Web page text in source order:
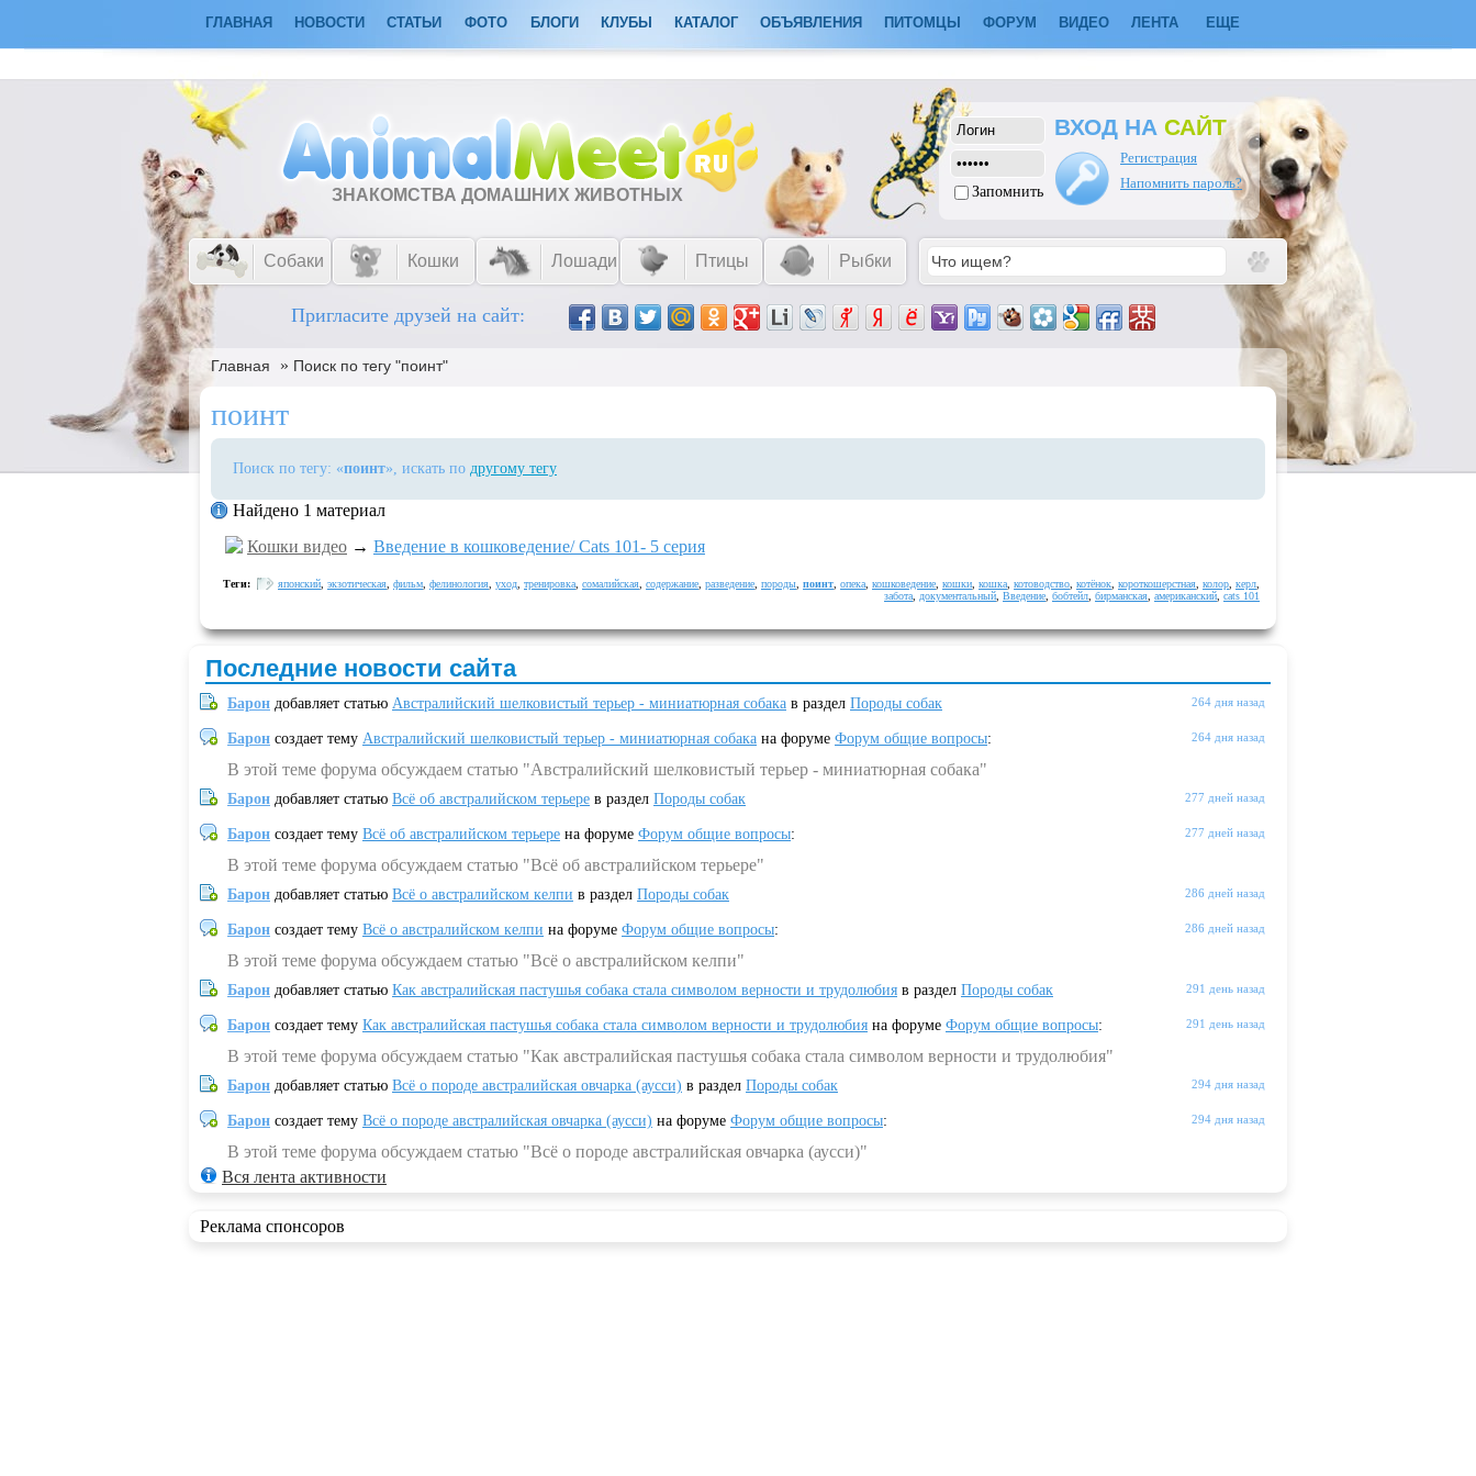
ГЛАВНАЯ НОВОСТИ СТАТЬИ ФОТО БЛОГИ КЛУБЫ КАТАЛОГ ОБЪЯВЛЕНИЯ ПИТОМЦЫ ФОРУМ ВИДЕО ЛЕНТА ЕЩЕ
ЗНАКОМСТВА ДОМАШНИХ ЖИВОТНЫХ Запомнить
ВХОД НА САЙТ
Регистрация
Напомнить пароль?
Собаки Кошки Лошади Птицы Рыбки
Пригласите друзей на сайт:
Главная » Поиск по тегу "поинт"
поинт
Поиск по тегу: «поинт», искать по другому тегу
Найдено 1 материал
Кошки видео → Введение в кошковедение/ Cats 101- 5 серия
Теги: японский экзотическая фильм фелинология уход тренировка сомалийская содержание разведение породы поинт опека кошковедение кошки кошка котоводство котёнок короткошерстная колор керл
забота
документальный Введение бобтейл бирманская американский cats 101
Последние новости сайта
264 дня назад
Барон добавляет статью Австралийский шелковистый терьер - миниатюрная собака в раздел Породы собак
264 дня назад
Барон создает тему Австралийский шелковистый терьер - миниатюрная собака на форуме Форум общие вопросы:
В этой теме форума обсуждаем статью "Австралийский шелковистый терьер - миниатюрная собака"
277 дней назад
Барон добавляет статью Всё об австралийском терьере в раздел Породы собак
277 дней назад
Барон создает тему Всё об австралийском терьере на форуме Форум общие вопросы:
В этой теме форума обсуждаем статью "Всё об австралийском терьере"
286 дней назад
Барон добавляет статью Всё о австралийском келпи в раздел Породы собак
286 дней назад
Барон создает тему Всё о австралийском келпи на форуме Форум общие вопросы:
В этой теме форума обсуждаем статью "Всё о австралийском келпи"
291 день назад
Барон добавляет статью Как австралийская пастушья собака стала символом верности и трудолюбия в раздел Породы собак
291 день назад
Барон создает тему Как австралийская пастушья собака стала символом верности и трудолюбия на форуме Форум общие вопросы:
В этой теме форума обсуждаем статью "Как австралийская пастушья собака стала символом верности и трудолюбия"
294 дня назад
Барон добавляет статью Всё о породе австралийская овчарка (аусси) в раздел Породы собак
294 дня назад
Барон создает тему Всё о породе австралийская овчарка (аусси) на форуме Форум общие вопросы:
В этой теме форума обсуждаем статью "Всё о породе австралийская овчарка (аусси)"
Вся лента активности
Реклама спонсоров